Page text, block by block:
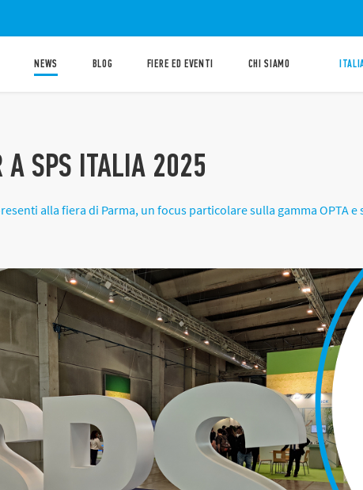
NEWS BLOG FIERE ED EVENTI CHI SIAMO
A SPS ITALIA 2025
alla fiera di Parma, un focus particolare sulla gamma OPTA